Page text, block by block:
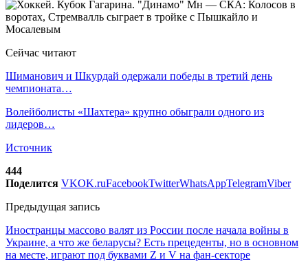
Сейчас читают
Шиманович и Шкурдай одержали победы в третий день
чемпионата…
Волейболисты «Шахтера» крупно обыграли одного из
лидеров…
Источник
444
Поделится VKOK.ruFacebookTwitterWhatsAppTelegramViber
Предыдущая запись
Иностранцы массово валят из России после начала войны в
Украине, а что же беларусы? Есть прецеденты, но в основном
на месте, играют под буквами Z и V на фан-секторе